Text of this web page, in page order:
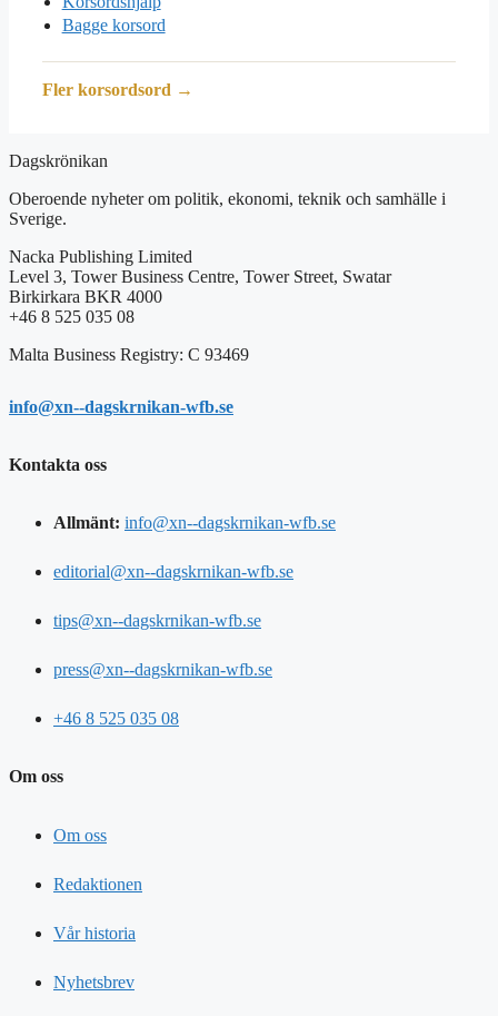
Bagge korsord
Fler korsordsord →
Dagskrönikan
Oberoende nyheter om politik, ekonomi, teknik och samhälle i
Sverige.
Nacka Publishing Limited
Level 3, Tower Business Centre, Tower Street, Swatar
Birkirkara BKR 4000
+46 8 525 035 08
Malta Business Registry: C 93469
info@xn--dagskrnikan-wfb.se
Kontakta oss
Allmänt: info@xn--dagskrnikan-wfb.se
editorial@xn--dagskrnikan-wfb.se
tips@xn--dagskrnikan-wfb.se
press@xn--dagskrnikan-wfb.se
+46 8 525 035 08
Om oss
Om oss
Redaktionen
Vår historia
Nyhetsbrev